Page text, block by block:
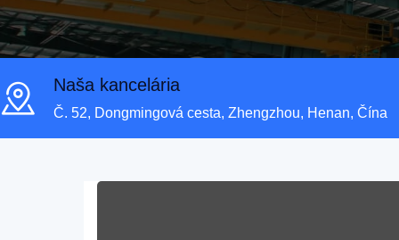
Naša kancelária
Č. 52, Dongmingová cesta, Zhengzhou, Henan, Čína